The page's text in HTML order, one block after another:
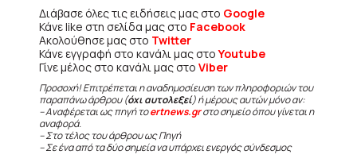
Διάβασε όλες τις ειδήσεις μας στο Google
Κάνε like στη σελίδα μας στο Facebook
Ακολούθησε μας στο Twitter
Κάνε εγγραφή στο κανάλι μας στοYoutube
Γίνε μέλος στο κανάλι μας στο Viber
Προσοχή! Επιτρέπεται η αναδημοσίευση των πληροφοριών του
παραπάνω άρθρου (όχι αυτολεξεί) ή μέρους αυτών μόνο αν:
– Αναφέρεται ως πηγή τοertnews.grστο σημείο όπου γίνεται η
αναφορά.
– Στο τέλος του άρθρου ως Πηγή
– Σε ένα από τα δύο σημεία να υπάρχει ενεργός σύνδεσμος